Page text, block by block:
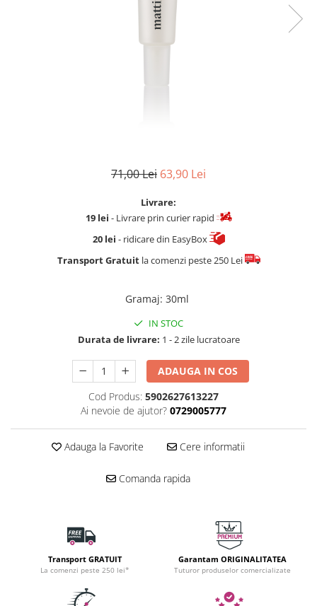
Gel pentru sprancene
Palete Contouring
Pensule Profesionale
Aur Cosmetic
71,00 Lei 63,90 Lei
Livrare:
19 lei - Livrare prin curier rapid
20 lei - ridicare din EasyBox
Transport Gratuitla comenzi peste 250 Lei
Gramaj: 30ml
IN STOC
Durata de livrare: 1 - 2 zile lucratoare
ADAUGA IN COS
Cod Produs: 5902627613227
Ai nevoie de ajutor? 0729005777
Adauga la Favorite Cere informatii
Comanda rapida
Transport GRATUIT
La comenzi peste 250 lei*
Garantam ORIGINALITATEA
Tuturor produselor comercializate